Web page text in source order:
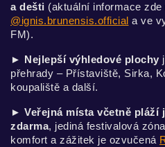
a dešti (aktuální informace
@ignis.brunensis.official a ve
FM).
► Nejlepší výhledové plochy
přehrady – Přístaviště, Sirka,
koupaliště a další.
► Veřejná místa včetně
zdarma, jediná festivalová
komfort a zážitek je ozvučená